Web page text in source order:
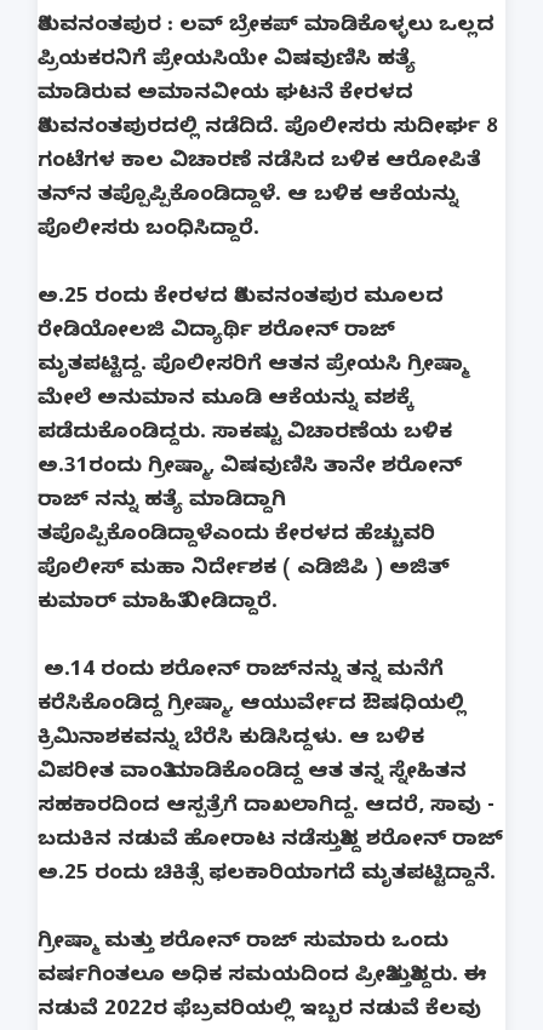
ತಿರುವನಂತಪುರ : ಲವ್ ಬ್ರೇಕಪ್ ಮಾಡಿಕೊಳ್ಳಲು ಒಲ್ಲದ
ಪ್ರಿಯಕರನಿಗೆ ಪ್ರೇಯಸಿಯೇ ವಿಷವುಣಿಸಿ ಹತ್ಯೆ
ಮಾಡಿರುವ ಅಮಾನವೀಯ ಘಟನೆ ಕೇರಳದ
ತಿರುವನಂತಪುರದಲ್ಲಿ ನಡೆದಿದೆ. ಪೊಲೀಸರು ಸುದೀರ್ಘ 8
ಗಂಟೆಗಳ ಕಾಲ ವಿಚಾರಣೆ ನಡೆಸಿದ ಬಳಿಕ ಆರೋಪಿತೆ
ತನ್‌ನ ತಪ್ಪೊಪ್ಪಿಕೊಂಡಿದ್ದಾಳೆ. ಆ ಬಳಿಕ ಆಕೆಯನ್ನು
ಪೊಲೀಸರು ಬಂಧಿಸಿದ್ದಾರೆ.
ಅ.25 ರಂದು ಕೇರಳದ ತಿರುವನಂತಪುರ ಮೂಲದ
ರೇಡಿಯೋಲಜಿ ವಿದ್ಯಾರ್ಥಿ ಶರೋನ್ ರಾಜ್
ಮೃತಪಟ್ಟಿದ್ದ. ಪೊಲೀಸರಿಗೆ ಆತನ ಪ್ರೇಯಸಿ ಗ್ರೀಷ್ಮಾ
ಮೇಲೆ ಅನುಮಾನ ಮೂಡಿ ಆಕೆಯನ್ನು ವಶಕ್ಕೆ
ಪಡೆದುಕೊಂಡಿದ್ದರು. ಸಾಕಷ್ಟು ವಿಚಾರಣೆಯ ಬಳಿಕ
ಅ.31ರಂದು ಗ್ರೀಷ್ಮಾ, ವಿಷವುಣಿಸಿ ತಾನೇ ಶರೋನ್
ರಾಜ್ ನನ್ನು ಹತ್ಯೆ ಮಾಡಿದ್ದಾಗಿ
ತಪೊಪ್ಪಿಕೊಂಡಿದ್ದಾಳೆ‌ಎಂದು ಕೇರಳದ ಹೆಚ್ಚುವರಿ
ಪೊಲೀಸ್ ಮಹಾ ನಿರ್ದೇಶಕ ( ಎಡಿಜಿಪಿ ) ಅಜಿತ್
ಕುಮಾರ್ ಮಾಹಿತಿ ನೀಡಿದ್ದಾರೆ.
ಅ‌.14 ರಂದು ಶರೋನ್ ರಾಜ್‌ನನ್ನು ತನ್ನ ಮನೆಗೆ
ಕರೆಸಿಕೊಂಡಿದ್ದ ಗ್ರೀಷ್ಮಾ, ಆಯುರ್ವೇದ ಔಷಧಿಯಲ್ಲಿ
ಕ್ರಿಮಿನಾಶಕವನ್ನು ಬೆರೆಸಿ ಕುಡಿಸಿದ್ದಳು. ಆ ಬಳಿಕ
ವಿಪರೀತ ವಾಂತಿ ಮಾಡಿಕೊಂಡಿದ್ದ ಆತ ತನ್ನ ಸ್ನೇಹಿತನ
ಸಹಕಾರದಿಂದ ಆಸ್ಪತ್ರೆಗೆ ದಾಖಲಾಗಿದ್ದ. ಆದರೆ, ಸಾವು -
ಬದುಕಿನ ನಡುವೆ ಹೋರಾಟ ನಡೆಸುತ್ತಿದ್ದ ಶರೋನ್ ರಾಜ್
ಅ.25 ರಂದು ಚಿಕಿತ್ಸೆ ಫಲಕಾರಿಯಾಗದೆ ಮೃತಪಟ್ಟಿದ್ದಾನೆ.
ಗ್ರೀಷ್ಮಾ ಮತ್ತು ಶರೋನ್ ರಾಜ್ ಸುಮಾರು ಒಂದು
ವರ್ಷಗಿಂತಲೂ ಅಧಿಕ ಸಮಯದಿಂದ ಪ್ರೀತಿಸುತ್ತಿದ್ದರು. ಈ
ನಡುವೆ 2022ರ ಫೆಬ್ರವರಿಯಲ್ಲಿ ಇಬ್ಬರ ನಡುವೆ ಕೆಲವು